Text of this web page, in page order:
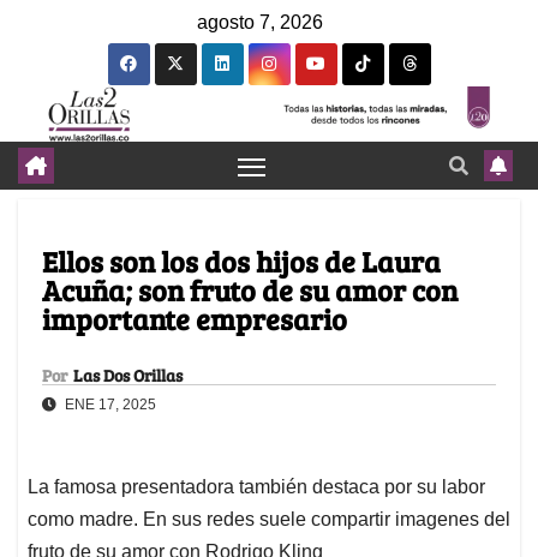
agosto 7, 2026
Ellos son los dos hijos de Laura
Acuña; son fruto de su amor con
importante empresario
Por Las Dos Orillas
ENE 17, 2025
La famosa presentadora también destaca por su labor
como madre. En sus redes suele compartir imagenes del
fruto de su amor con Rodrigo Kling